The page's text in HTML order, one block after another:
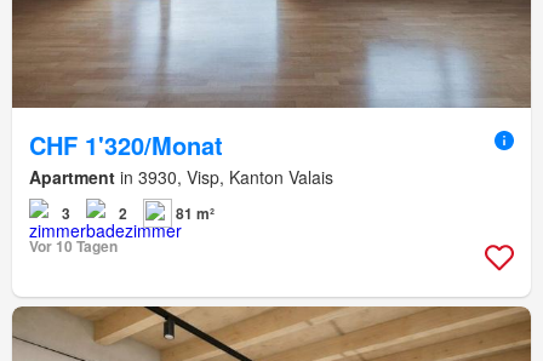
CHF 1'320/Monat
Apartment in 3930, Visp, Kanton Valais
3 2
81 m²
Vor 10 Tagen